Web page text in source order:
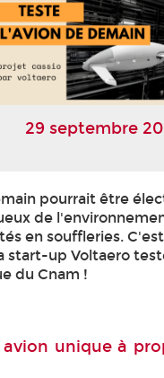
29 septembre
pourrait être
de
en souffleries.
start-up Voltaero
du Cnam !
avion unique à